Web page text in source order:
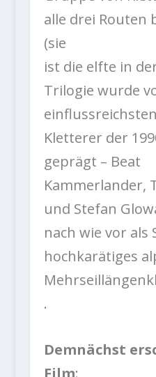
alle drei Routen
(sie
ist die elfte in
Trilogie wurde
Kletterer der
geprägt – Beat
Kammerlander,
und Stefan
nach wie vor als
hochkarätiges
.
Demnächst
Film: